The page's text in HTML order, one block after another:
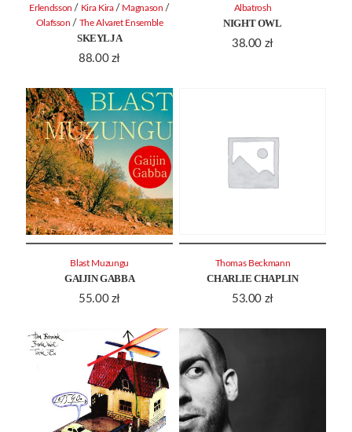
SKEYLJA
88.00 zł
Erlendsson / Kira Kira / Magnason /
Olafsson / The Alvaret Ensemble
NIGHT OWL
38.00 zł
Albatrosh
GAIJIN GABBA
55.00 zł
Blast Muzungu
CHARLIE CHAPLIN
53.00 zł
Thomas Beckmann